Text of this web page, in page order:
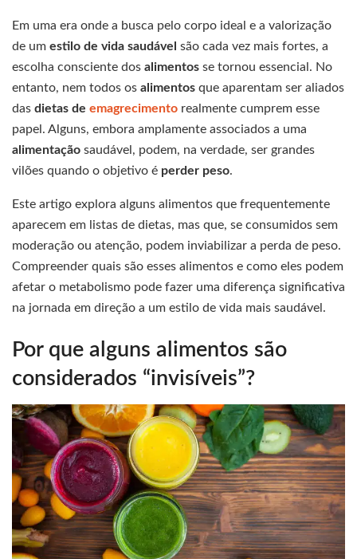
Em uma era onde a busca pelo corpo ideal e a valorização
de um estilo de vida saudável são cada vez mais fortes, a
escolha consciente dos alimentos se tornou essencial. No
entanto, nem todos os alimentos que aparentam ser aliados
das dietas de emagrecimento realmente cumprem esse
papel. Alguns, embora amplamente associados a uma
alimentação saudável, podem, na verdade, ser grandes
vilões quando o objetivo é perder peso.
Este artigo explora alguns alimentos que frequentemente
aparecem em listas de dietas, mas que, se consumidos sem
moderação ou atenção, podem inviabilizar a perda de peso.
Compreender quais são esses alimentos e como eles podem
afetar o metabolismo pode fazer uma diferença significativa
na jornada em direção a um estilo de vida mais saudável.
Por que alguns alimentos são
considerados “invisíveis”?